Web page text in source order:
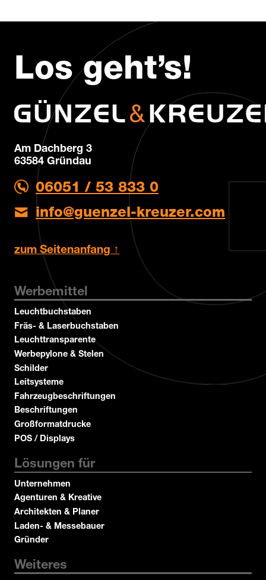
Los geht’s!
Am Dachberg 3
63584 Gründau
06051 / 53 833 0
info@guenzel-kreuzer.com
zum Seitenanfang ↑
Werbemittel
Leuchtbuchstaben
Fräs- & Laserbuchstaben
Leuchttransparente
Werbepylone & Stelen
Schilder
Leitsysteme
Fahrzeugbeschriftungen
Beschriftungen
Großformatdrucke
POS / Displays
Lösungen für
Unternehmen
Agenturen & Kreative
Architekten & Planer
Laden- & Messebauer
Gründer
Weiteres